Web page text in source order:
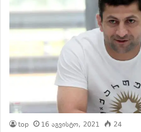
top 16 აგვისტო, 2021 24